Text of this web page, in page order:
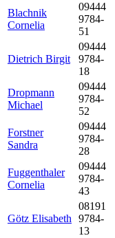
Blachnik
Cornelia
09444
9784-
51
Dietrich Birgit
09444
9784-
18
Dropmann
Michael
09444
9784-
52
Forstner
Sandra
09444
9784-
28
Fuggenthaler
Cornelia
09444
9784-
43
Götz Elisabeth
08191
9784-
13